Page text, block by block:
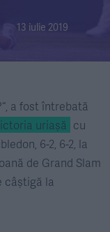
13 iulie 2019
a fost întrebată
uriașă cu
6-2, 6-2, la
de Grand Slam
câștigă la